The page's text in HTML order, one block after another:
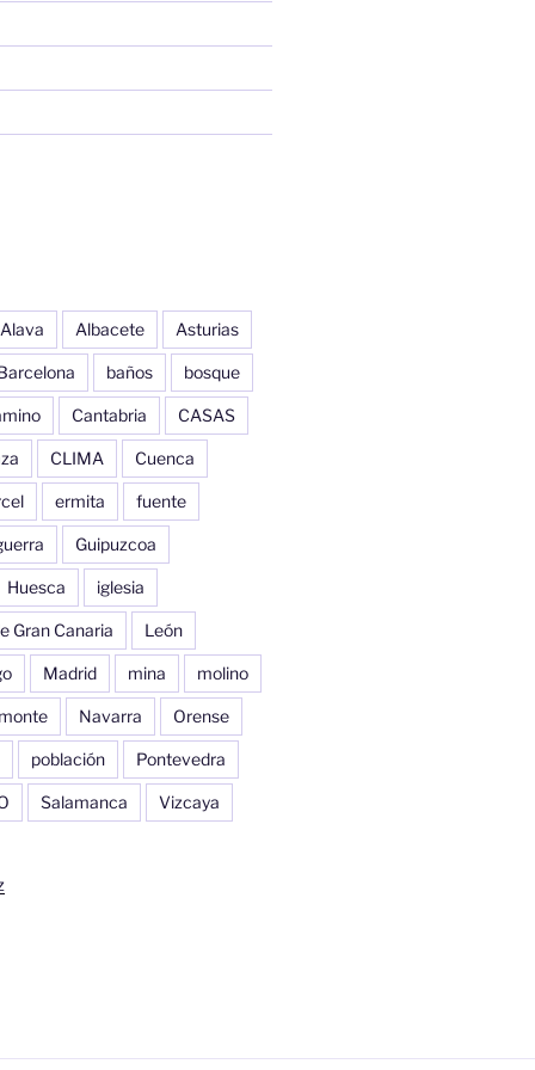
Alava Albacete Asturias
baños bosque
Cantabria CASAS
CLIMA Cuenca
ermita fuente
Guipuzcoa
Huesca iglesia
Gran Canaria León
Madrid mina molino
monte Navarra Orense
población Pontevedra
Salamanca Vizcaya